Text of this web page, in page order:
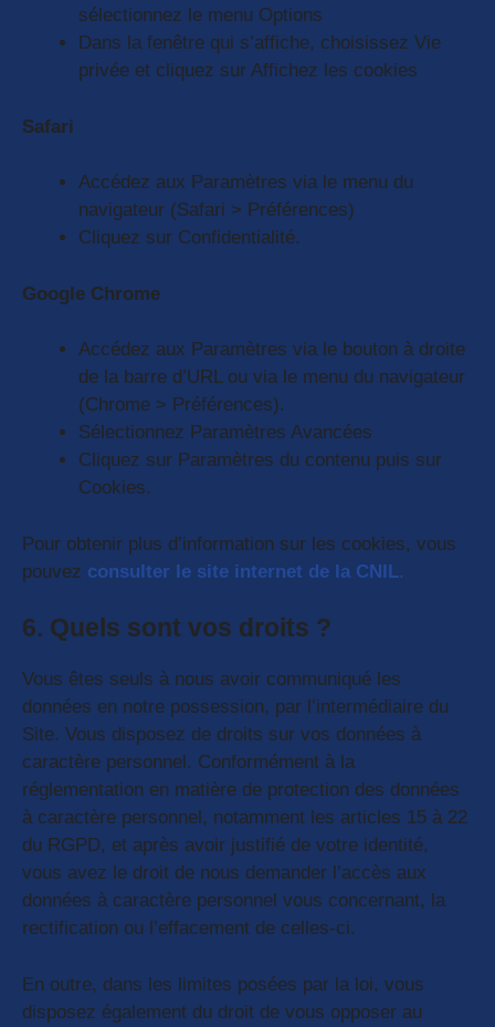
sélectionnez le menu Options
Dans la fenêtre qui s’affiche, choisissez Vie
privée et cliquez sur Affichez les cookies
Safari
Accédez aux Paramètres via le menu du
navigateur (Safari > Préférences)
Cliquez sur Confidentialité.
Google Chrome
Accédez aux Paramètres via le bouton à droite
de la barre d’URL ou via le menu du navigateur
(Chrome > Préférences).
Sélectionnez Paramètres Avancées
Cliquez sur Paramètres du contenu puis sur
Cookies.
Pour obtenir plus d’information sur les cookies, vous
pouvez consulter le site internet de la CNIL.
6. Quels sont vos droits ?
Vous êtes seuls à nous avoir communiqué les
données en notre possession, par l’intermédiaire du
Site. Vous disposez de droits sur vos données à
caractère personnel. Conformément à la
réglementation en matière de protection des données
à caractère personnel, notamment les articles 15 à 22
du RGPD, et après avoir justifié de votre identité,
vous avez le droit de nous demander l’accès aux
données à caractère personnel vous concernant, la
rectification ou l’effacement de celles-ci.
En outre, dans les limites posées par la loi, vous
disposez également du droit de vous opposer au